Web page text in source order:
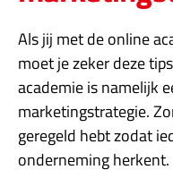
Als jij met de online
moet je zeker deze
academie is namelijk
marketingstrategie.
geregeld hebt zodat
onderneming herkent.